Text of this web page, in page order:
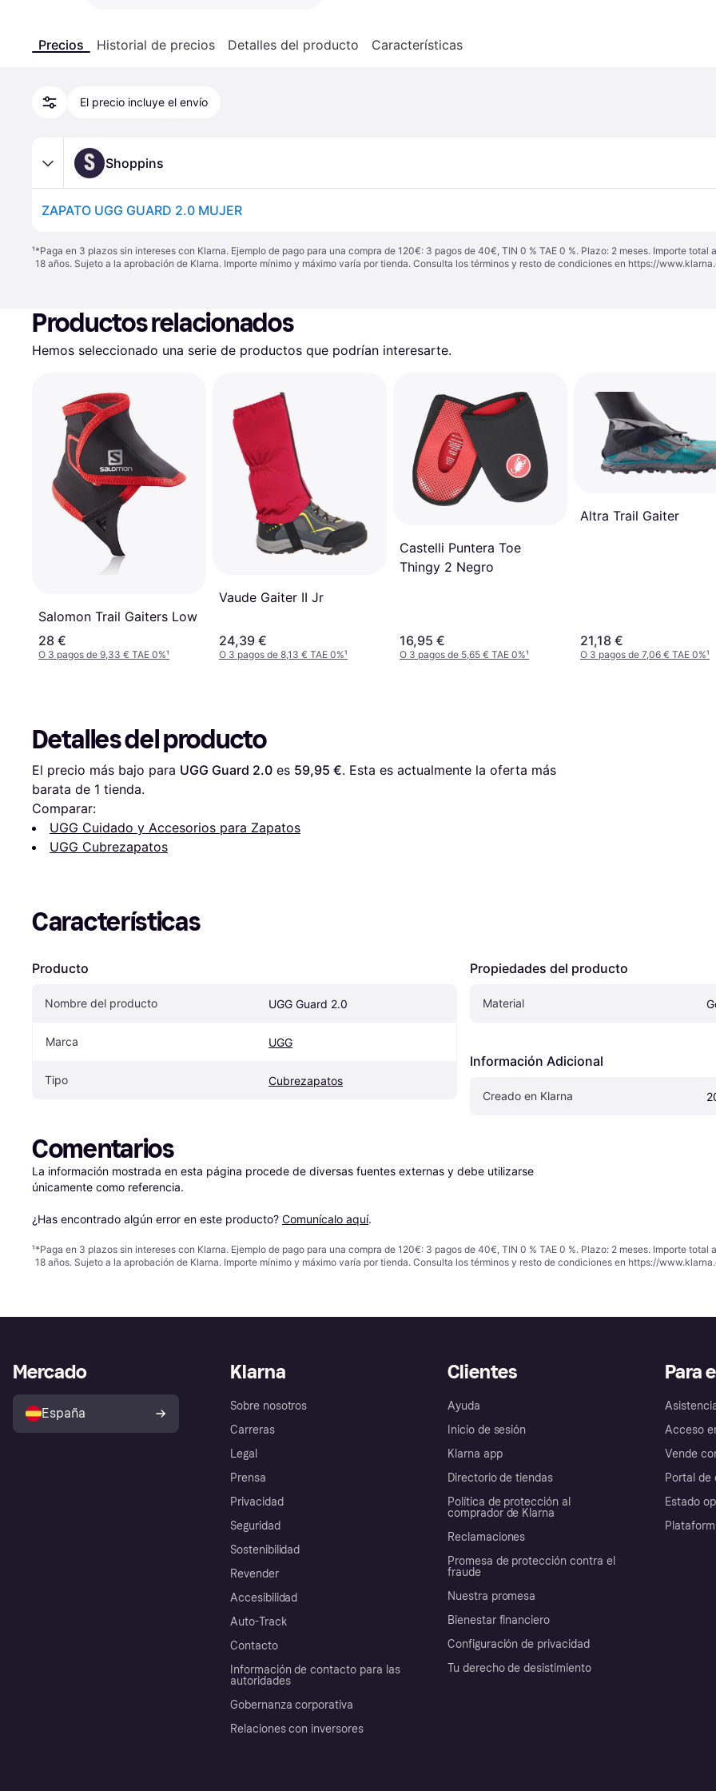
Precios Historial de precios Detalles del producto Características
El precio incluye el envío
S Shoppins
ZAPATO UGG GUARD 2.0 MUJER
¹*Paga en 3 plazos sin intereses con Klarna. Ejemplo de pago para una compra de 120€: 3 pagos de 40€, TIN 0 % TAE 0 %. Plazo: 2 meses. Importe
18 años. Sujeto a la aprobación de Klarna. Importe mínimo y máximo varía por tienda. Consulta los términos y resto de condiciones en https://
Productos relacionados
Hemos seleccionado una serie de productos que podrían interesarte.
Salomon Trail Gaiters Low
28 €
O 3 pagos de 9,33 € TAE 0%¹
Vaude Gaiter II Jr
24,39 €
O 3 pagos de 8,13 € TAE 0%¹
Castelli Puntera Toe
Thingy 2 Negro
16,95 €
O 3 pagos de 5,65 € TAE 0%¹
Altra Trail Gaiter
21,18 €
O 3 pagos de 7,06 € TAE 0%¹
Detalles del producto
El precio más bajo para UGG Guard 2.0 es 59,95 €. Esta es actualmente la oferta más
barata de 1 tienda.
Comparar:
UGG Cuidado y Accesorios para Zapatos
UGG Cubrezapatos
Características
Producto
Nombre del producto UGG Guard 2.0
Marca UGG
Tipo Cubrezapatos
Propiedades del producto
Material
Información Adicional
Creado en Klarna
Comentarios
La información mostrada en esta página procede de diversas fuentes externas y debe utilizarse
únicamente como referencia.
¿Has encontrado algún error en este producto? Comunícalo aquí.
¹*Paga en 3 plazos sin intereses con Klarna. Ejemplo de pago para una compra de 120€: 3 pagos de 40€, TIN 0 % TAE 0 %. Plazo: 2 meses. Importe
18 años. Sujeto a la aprobación de Klarna. Importe mínimo y máximo varía por tienda. Consulta los términos y resto de condiciones en https://
Klarna
Sobre nosotros
Carreras
Legal
Prensa
Privacidad
Seguridad
Sostenibilidad
Revender
Accesibilidad
Auto-Track
Contacto
Información de contacto para las
autoridades
Gobernanza corporativa
Relaciones con inversores
Clientes
Ayuda
Inicio de sesión
Klarna app
Directorio de tiendas
Política de protección al
comprador de Klarna
Reclamaciones
Promesa de protección contra el
fraude
Nuestra promesa
Bienestar financiero
Configuración de privacidad
Tu derecho de desistimiento
Para
Acceso
Vende
Portal de
Estado
Mercado
España